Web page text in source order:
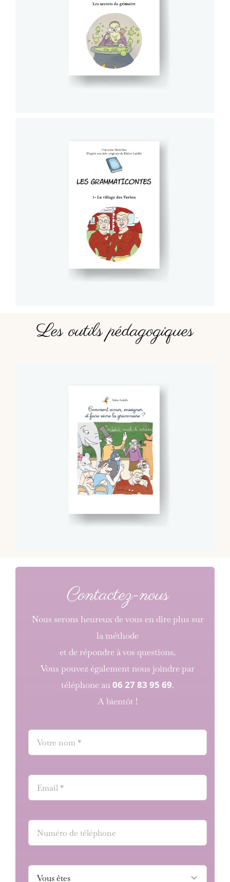
Les outils pédagogiques
Contactez-nous
Nous serons heureux de vous en dire plus sur
la méthode
et de répondre à vos questions.
Vous pouvez également nous joindre par
téléphone au 06 27 83 95 69.
A bientôt !